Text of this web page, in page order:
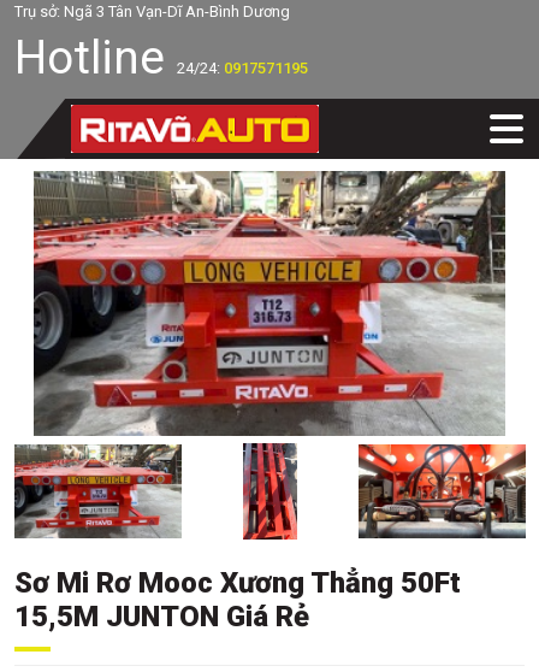
Trụ sở: Ngã 3 Tân Vạn-Dĩ An-Bình Dương
Hotline 24/24: 0917571195
Sơ Mi Rơ Mooc Xương Thẳng 50Ft
15,5M JUNTON Giá Rẻ